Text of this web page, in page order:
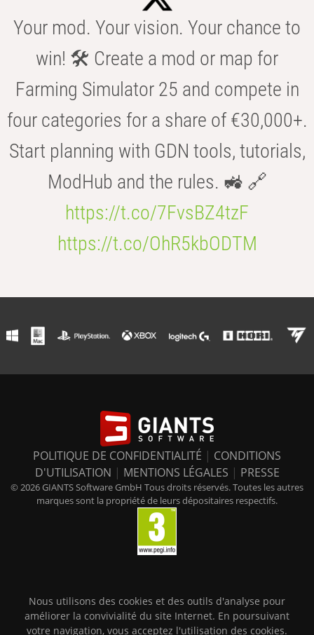
Your mod. Your vision. Your chance to
win! 🛠️ Create a mod or map for
Farming Simulator 25 and compete in
four categories for a share of €30,000+.
Start planning with GDN tools, tutorials,
ModHub and the rules. 🚜 🔗
https://t.co/7FvsBZ4tzF
https://t.co/OhR5kbODTM
POLITIQUE DE CONFIDENTIALITÉ | CONDITIONS
D'UTILISATION | MENTIONS LÉGALES | PRESSE
© 2026 GIANTS Software GmbH Tous droits réservés. Toutes les autres
marques sont la propriété de leurs dépositaires respectifs.
Nous utilisons des cookies et des outils d'analyse pour
améliorer la convivialité du site Internet. En poursuivant
votre navigation, vous acceptez l'utilisation des cookies.